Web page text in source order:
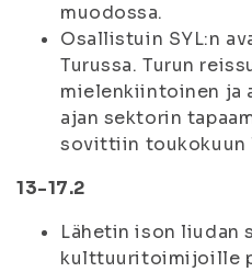
muodossa.
Osallistuin SYL:n
Turussa. Turun
mielenkiintoinen ja
ajan sektorin
sovittiin toukokuun
13-17.2
Lähetin ison liudan
kulttuuritoimijoille